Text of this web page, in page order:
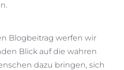
Blogbeitrag werfen wir
Blick auf die wahren
dazu bringen, sich